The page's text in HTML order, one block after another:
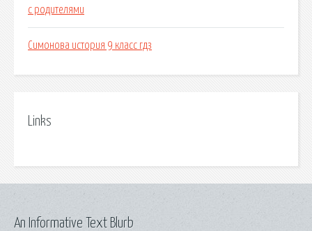
с родителями
Симонова история 9 класс гдз
Links
An Informative Text Blurb